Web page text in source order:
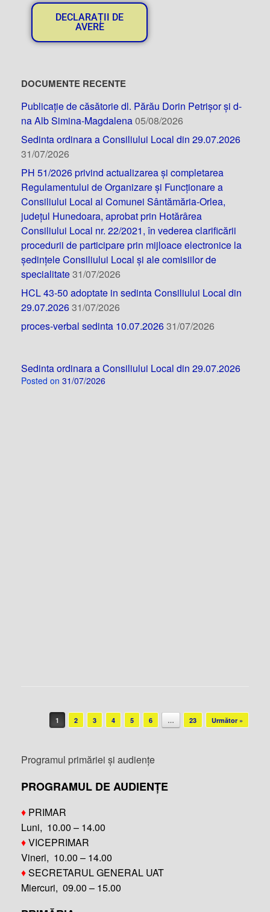
DECLARAȚII DE
AVERE
DOCUMENTE RECENTE
Publicație de căsătorie dl. Părău Dorin Petrișor și d-
na Alb Simina-Magdalena05/08/2026
Sedinta ordinara a Consiliului Local din 29.07.2026
31/07/2026
PH 51/2026 privind actualizarea și completarea
Regulamentului de Organizare și Funcționare a
Consiliului Local al Comunei Sântămăria-Orlea,
județul Hunedoara, aprobat prin Hotărârea
Consiliului Local nr. 22/2021, în vederea clarificării
procedurii de participare prin mijloace electronice la
ședințele Consiliului Local și ale comisiilor de
specialitate31/07/2026
HCL 43-50 adoptate in sedinta Consiliului Local din
29.07.202631/07/2026
proces-verbal sedinta 10.07.202631/07/2026
Sedinta ordinara a Consiliului Local din 29.07.2026
Posted on 31/07/2026
Post navigation
1 2 3 4 5 6 … 23 Următor »
Programul primăriei și audiențe
PROGRAMUL DE AUDIENȚE
♦ PRIMAR
Luni, 10.00 – 14.00
♦VICEPRIMAR
Vineri, 10.00 – 14.00
♦SECRETARUL GENERAL UAT
Miercuri, 09.00 – 15.00